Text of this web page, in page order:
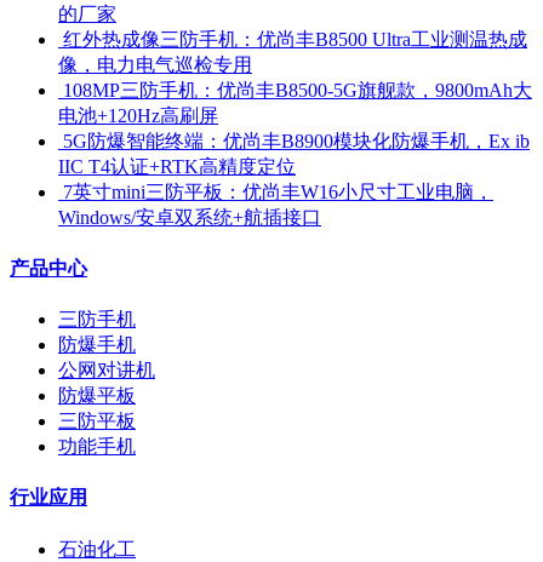
的厂家
​ 红外热成像三防手机：优尚丰B8500 Ultra工业测温热成
像，电力电气巡检专用
​ 108MP三防手机：优尚丰B8500-5G旗舰款，9800mAh大
电池+120Hz高刷屏
​ 5G防爆智能终端：优尚丰B8900模块化防爆手机，Ex ib
IIC T4认证+RTK高精度定位
​ 7英寸mini三防平板：优尚丰W16小尺寸工业电脑，
Windows/安卓双系统+航插接口
产品中心
三防手机
防爆手机
公网对讲机
防爆平板
三防平板
功能手机
行业应用
石油化工